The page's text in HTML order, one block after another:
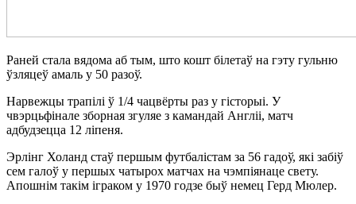
Раней стала вядома аб тым, што кошт білетаў на гэту гульню
ўзляцеў амаль у 50 разоў.
Нарвежцы трапілі ў 1/4 чацвёрты раз у гісторыі. У
чвэрцьфінале зборная згуляе з камандай Англіі, матч
адбудзецца 12 ліпеня.
Эрлінг Холанд стаў першым футбалістам за 56 гадоў, які забіў
сем галоў у першых чатырох матчах на чэмпіянаце свету.
Апошнім такім іграком у 1970 годзе быў немец Герд Мюлер.